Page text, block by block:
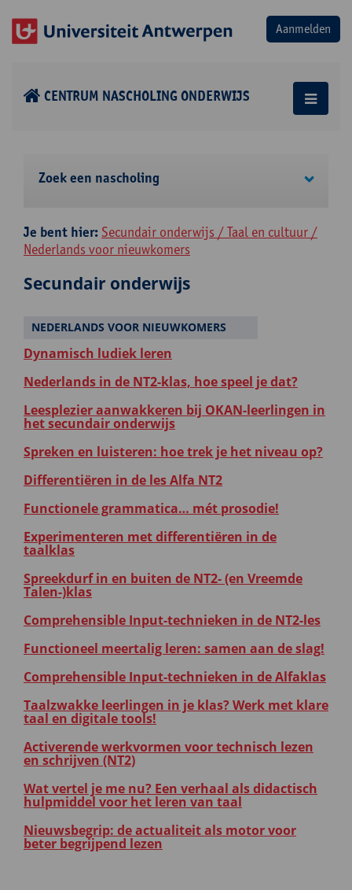
CENTRUM NASCHOLING ONDERWIJS
Zoek een nascholing
Je bent hier: Secundair onderwijs / Taal en cultuur /
Nederlands voor nieuwkomers
Secundair onderwijs
NEDERLANDS VOOR NIEUWKOMERS
Dynamisch ludiek leren
Nederlands in de NT2-klas, hoe speel je dat?
Leesplezier aanwakkeren bij OKAN-leerlingen in
het secundair onderwijs
Spreken en luisteren: hoe trek je het niveau op?
Differentiëren in de les Alfa NT2
Functionele grammatica… mét prosodie!
Experimenteren met differentiëren in de
taalklas
Spreekdurf in en buiten de NT2- (en Vreemde
Talen-)klas
Comprehensible Input-technieken in de NT2-les
Functioneel meertalig leren: samen aan de slag!
Comprehensible Input-technieken in de Alfaklas
Taalzwakke leerlingen in je klas? Werk met klare
taal en digitale tools!
Activerende werkvormen voor technisch lezen
en schrijven (NT2)
Wat vertel je me nu? Een verhaal als didactisch
hulpmiddel voor het leren van taal
Nieuwsbegrip: de actualiteit als motor voor
beter begrijpend lezen